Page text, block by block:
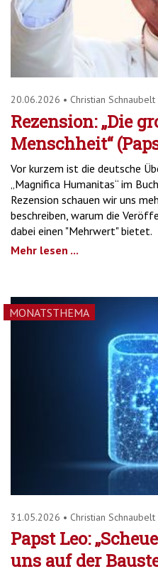
20.06.2026 • Christian Schnaubelt
Rezension: „Die
Menschheit“
Vor kurzem ist die deutsche
„Magnifica Humanitas“ im
Rezension schauen wir uns
beschreiben, warum die
dabei einen "Mehrwert" bietet.
Mehr lesen ...
MONATSTHEMA
31.05.2026 • Christian Schnaubelt
Papst Leo:
uns auf der